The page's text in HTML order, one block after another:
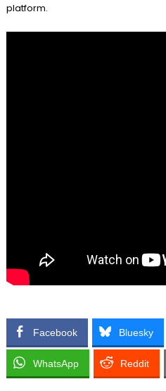
platform.
Facebook Bluesky
WhatsApp Reddit